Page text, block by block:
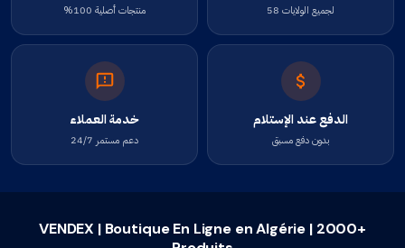
لجميع الولايات 58 منتجات أصلية 100%
الدفع عند الإستلام
بدون دفع مسبق
خدمة العملاء
دعم مستمر 24/7
VENDEX | Boutique En Ligne en Algérie | 2000+